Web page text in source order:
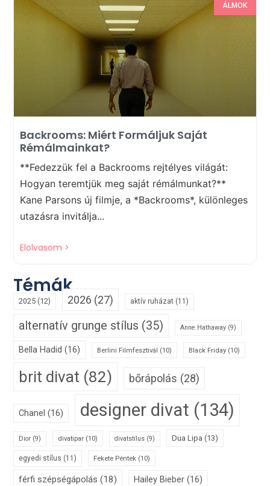
ÁLMOK
Backrooms: Miért Formáljuk Saját
Rémálmainkat?
**Fedezzük fel a Backrooms rejtélyes világát:
Hogyan teremtjük meg saját rémálmunkat?**
Kane Parsons új filmje, a *Backrooms*, különleges
utazásra invitálja...
Elolvasom >
Témák
2025 (12) 2026 (27) aktív ruházat (11)
alternatív grunge stílus (35) Anne Hathaway (9)
Bella Hadid (16) Berlini Filmfesztivál (10) Black Friday (10)
brit divat (82) bőrápolás (28)
Chanel (16) designer divat (134)
Dior (9) divatipar (10) divatstílus (9) Dua Lipa (13)
egyedi stílus (11) Fekete Péntek (10)
férfi szépségápolás (18) Hailey Bieber (16)